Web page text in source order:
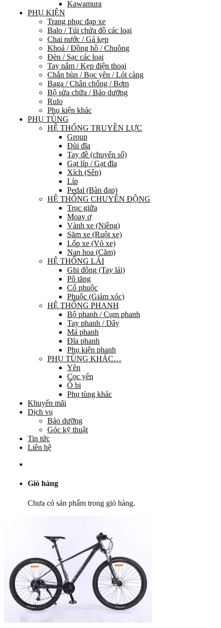
Kawamura
PHỤ KIỆN
Trang phục đạp xe
Balo / Túi chứa đồ các loại
Chai nước / Gá kẹp
Khoá / Đồng hồ / Chuông
Đèn / Sạc các loại
Tay nắm / Kẹp điện thoại
Chắn bùn / Bọc yên / Lót càng
Baga / Chân chống / Bơm
Bộ sửa chữa / Bảo dưỡng
Rulo
Phụ kiện khác
PHỤ TÙNG
HỆ THỐNG TRUYỀN LỰC
Group
Đùi đĩa
Tay đề (chuyển số)
Gạt líp / Gạt đĩa
Xích (Sên)
Líp
Pedal (Bàn đạp)
HỆ THỐNG CHUYỂN ĐỘNG
Trục giữa
Moay ơ
Vành xe (Niềng)
Săm xe (Ruột xe)
Lốp xe (Vỏ xe)
Nan hoa (Căm)
HỆ THỐNG LÁI
Ghi đông (Tay lái)
Pô tăng
Cổ phuộc
Phuộc (Giảm xóc)
HỆ THỐNG PHANH
Bộ phanh / Cụm phanh
Tay phanh / Dây
Má phanh
Đĩa phanh
Phụ kiện phanh
PHỤ TÙNG KHÁC…
Yên
Cọc yên
Ổ bi
Phụ tùng khác
Khuyến mãi
Dịch vụ
Bảo dưỡng
Góc kỹ thuật
Tin tức
Liên hệ
Giỏ hàng
Chưa có sản phẩm trong giỏ hàng.